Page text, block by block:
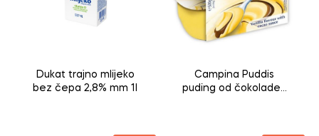
Dukat trajno mlijeko
bez čepa 2,8% mm 1l
Campina Puddis
puding od čokolade i